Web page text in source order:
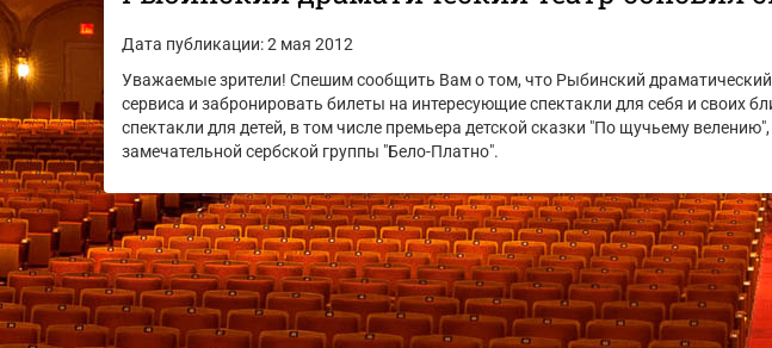
Дата публикации: 2 мая 2012
Уважаемые зрители! Спешим сообщить Вам о том, что Рыбинский
сервиса и забронировать билеты на интересующие спектакли для себя и
спектакли для детей, в том числе премьера детской сказки "По щучьему
замечательной сербской группы "Бело-Платно".